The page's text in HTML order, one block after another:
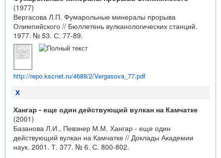
(1977)
Вергасова Л.П. Фумарольные минералы прорыва
Олимпийского // Бюллетень вулканологических станций.
1977. № 53. С. 77-89.
http://repo.kscnet.ru/4689/2/Vergasova_77.pdf
Х
Хангар - еще один действующий вулкан на Камчатке
(2001)
Базанова Л.И., Певзнер М.М. Хангар - еще один
действующий вулкан на Камчатке // Доклады Академии
наук. 2001. Т. 377. № 6. С. 800-802.